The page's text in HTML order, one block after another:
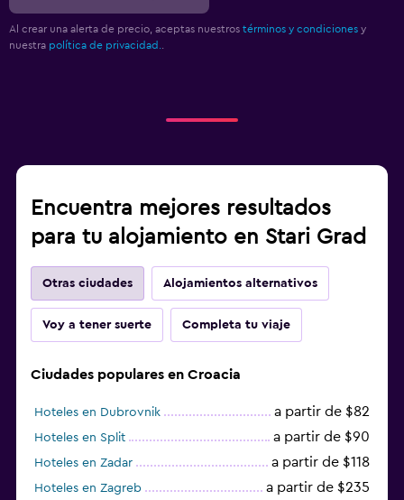
Al crear una alerta de precio, aceptas nuestros términos y condiciones y
nuestra política de privacidad.
Encuentra mejores resultados
para tu alojamiento en Stari Grad
Otras ciudades Alojamientos alternativos
Voy a tener suerte Completa tu viaje
Ciudades populares en Croacia
Hoteles en Dubrovnik a partir de $82
Hoteles en Split a partir de $90
Hoteles en Zadar a partir de $118
Hoteles en Zagreb a partir de $235